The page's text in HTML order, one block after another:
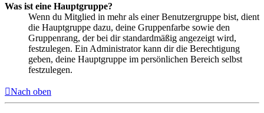
Was ist eine Hauptgruppe?
Wenn du Mitglied in mehr als einer Benutzergruppe bist, dient
die Hauptgruppe dazu, deine Gruppenfarbe sowie den
Gruppenrang, der bei dir standardmäßig angezeigt wird,
festzulegen. Ein Administrator kann dir die Berechtigung
geben, deine Hauptgruppe im persönlichen Bereich selbst
festzulegen.
Nach oben